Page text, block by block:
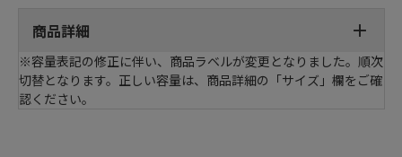
商品詳細
※容量表記の修正に伴い、商品ラベルが変更となりました。順次
切替となります。正しい容量は、商品詳細の「サイズ」欄をご確
認ください。